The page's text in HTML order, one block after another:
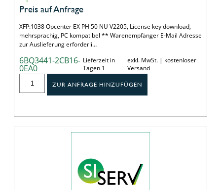
Preis auf Anfrage
XFP:1038 Opcenter EX PH 50 NU V2205, License key download,
mehrsprachig, PC kompatibel ** Warenempfänger E-Mail Adresse
zur Auslieferung erforderli…
6BQ3441-2CB16-
0EA0
Lieferzeit in
Tagen 1
exkl. MwSt. | kostenloser
Versand
ZUR ANFRAGE HINZUFÜGEN